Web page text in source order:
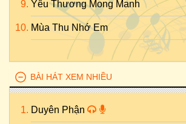
Yêu Thương Mong Manh
Mùa Thu Nhớ Em
BÀI HÁT XEM NHIỀU
Duyên Phận